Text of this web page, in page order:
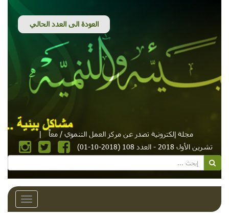
مجلة إلكترونية تصدر عن مركز العمل التنموي / معاً
|
تشرين الأول 2018 - العدد 108 (2018-10-01)
Toggle